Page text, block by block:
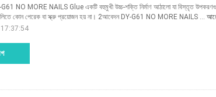
NO MORE NAILS Glue একটি বহুমুখী উচ্চ-শক্তি নির্মাণ আঠালো যা বিস্তৃত
কোন পেরেক বা স্ক্রু প্রয়োজন হয় না। 2আবেদন DY-G61 NO MORE NAILS ...